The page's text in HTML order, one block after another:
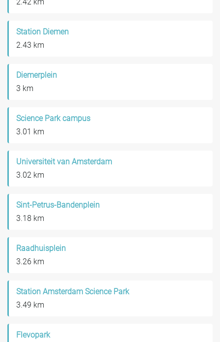
Station Diemen
2.43 km
Diemerplein
3 km
Science Park campus
3.01 km
Universiteit van Amsterdam
3.02 km
Sint-Petrus-Bandenplein
3.18 km
Raadhuisplein
3.26 km
Station Amsterdam Science Park
3.49 km
Flevopark